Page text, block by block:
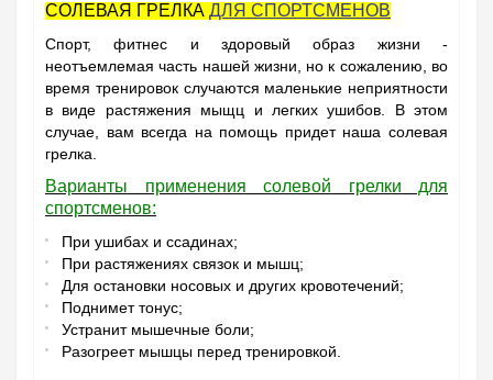
СОЛЕВАЯ ГРЕЛКА ДЛЯ СПОРТСМЕНОВ
Спорт, фитнес и здоровый образ жизни -
неотъемлемая часть нашей жизни, но к сожалению, во
время тренировок случаются маленькие неприятности
в виде растяжения мыщц и легких ушибов. В этом
случае, вам всегда на помощь придет наша солевая
грелка.
Варианты применения солевой грелки для
спортсменов:
При ушибах и ссадинах;
При растяжениях связок и мышц;
Для остановки носовых и других кровотечений;
Поднимет тонус;
Устранит мышечные боли;
Разогреет мышцы перед тренировкой.